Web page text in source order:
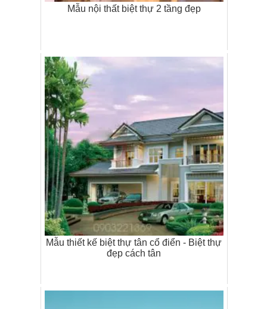
Mẫu nội thất biệt thự 2 tầng đẹp
Mẫu thiết kế biệt thự tân cổ điển - Biệt thự
đẹp cách tân